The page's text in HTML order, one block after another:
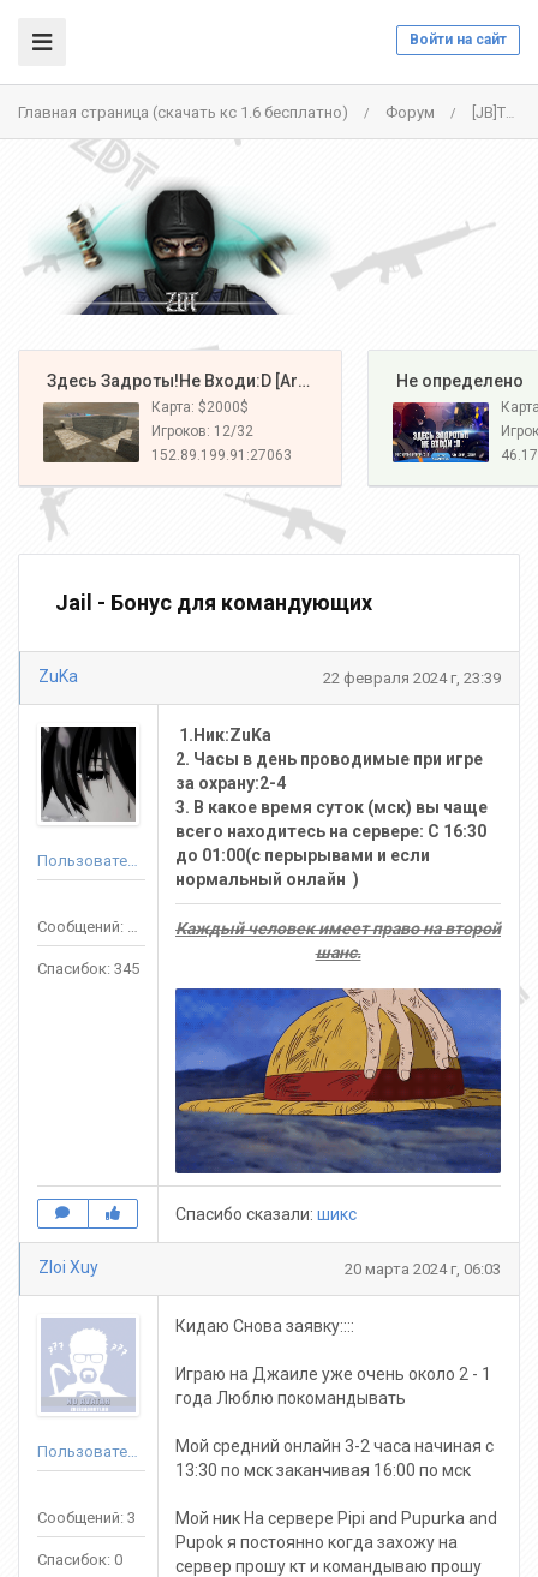
Войти на сайт
Главная страница (скачать кс 1.6 бесплатно) / Форум / [JB]ТЫ ДОЛЖЕН ВЫЖИТЬ!® - СЕРВЕР ЗАКРЫТ
️ Здесь Задроты!Не Входи:D [Army#1]
Карта: $2000$
Игроков: 12/32
152.89.199.91:27063
️ Не определено
Jail - Бонус для командующих
ZuKa 22 февраля 2024 г, 23:39
Пользователь
Сообщений: 229
Спасибок: 345
1.Ник:ZuKa
2. Часы в день проводимые при игре
за охрану:2-4
3. В какое время суток (мск) вы чаще
всего находитесь на сервере: С 16:30
до 01:00(с перырывами и если
нормальный онлайн )
Каждый человек имеет право на второй
шанс.
Спасибо сказали: шикс
Zloi Xuy 20 марта 2024 г, 06:03
Сообщений: 3
Спасибок: 0
Кидаю Снова заявку::::
Играю на Джаиле уже очень около 2 - 1
года Люблю покомандывать
Мой средний онлайн 3-2 часа начиная с
13:30 по мск заканчивая 16:00 по мск
Мой ник На сервере Pipi and Pupurka and
Pupok я постоянно когда захожу на
сервер прошу кт и командываю прошу